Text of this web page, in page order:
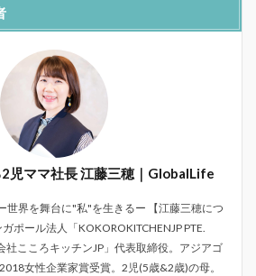
児ママ社長 江藤三穂｜GlobalLife
世界を舞台に"私"を生きるー 【江藤三穂につ
ポール法人「KOKOROKITCHENJP PTE.
社こころキッチンJP」代表取締役。アジアゴ
女性企業家賞受賞。2児(5歳&2歳)の母。